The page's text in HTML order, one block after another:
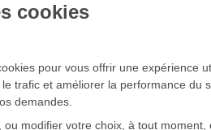
3 du code de la santé publique et à l’arrêté du
dispositifs médicaux qui peuvent faire l’objet
et à l'articleR 5213-1
cookies
pour vous offrir une expérience
trafic et améliorer la performance du
demandes.
ou modifier votre choix, à tout moment,